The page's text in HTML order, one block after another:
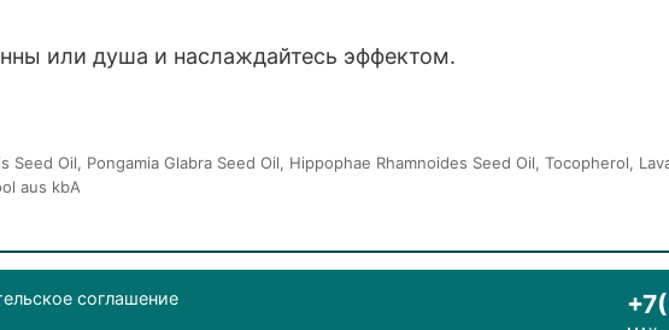
или душа и наслаждайтесь эффектом.
Seed Oil, Pongamia Glabra Seed Oil, Hippophae Rhamnoides Seed Oil, Tocopherol,
aus kbA
соглашение